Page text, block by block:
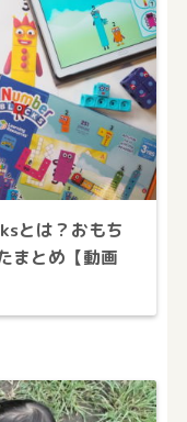
とは？おもち
まとめ【動画